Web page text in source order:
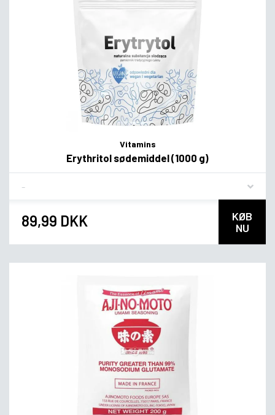
Vitamins
Erythritol sødemiddel (1000 g)
89,99 DKK
KØB
NU